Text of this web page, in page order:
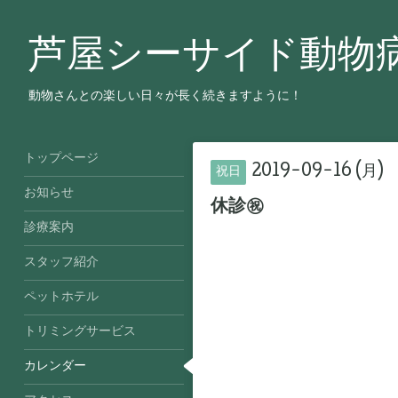
芦屋シーサイド動物
動物さんとの楽しい日々が長く続きますように！
祝日 2019-09-16 (月)
休診㊗️
トップページ
お知らせ
診療案内
スタッフ紹介
ペットホテル
トリミングサービス
カレンダー